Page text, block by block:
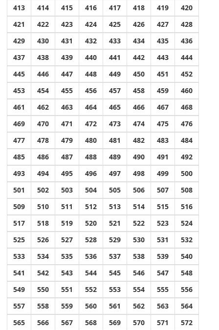
413
414 415 416 417 418 419
420
421
422 423 424 425 426 427
428
429
430 431 432 433 434 435
436
437
438 439 440 441 442 443
444
445
446 447 448 449 450 451
452
453
454 455 456 457 458 459
460
461
462 463 464 465 466 467
468
469
470 471 472 473 474 475
476
477
478 479 480 481 482 483
484
485
486 487 488 489 490 491
492
493
494 495 496 497 498 499
500
501
502 503 504 505 506 507
508
509
510 511 512 513 514 515
516
517
518 519 520 521 522 523
524
525
526 527 528 529 530 531
532
533
534 535 536 537 538 539
540
541
542 543 544 545 546 547
548
549
550 551 552 553 554 555
556
557
558 559 560 561 562 563
564
565
566 567 568 569 570 571
572